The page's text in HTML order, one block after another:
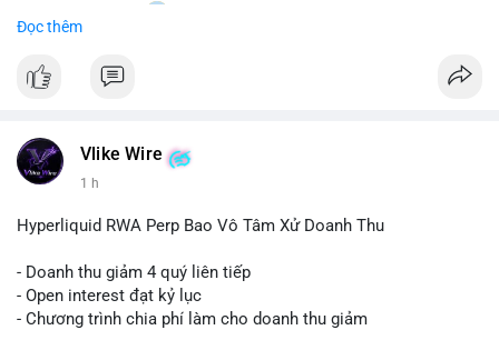
- Thời gian: 15:20
Nhận định phân tích:
Khối lượng 60.5 BTC trị giá gần 4 triệu USD được di chuyển
thanh khoản trước khi đẩy giá. Nếu số BTC này được gửi lên
sàn tập trung, áp lực bán tiềm năng sẽ gia tăng. Ngược lại, nếu
củng cố niềm tin cho xu hướng tăng.
Lời khuyên:
Nhà đầu tư nên theo dõi sát dòng tiền tiếp theo từ địa chỉ này.
Nếu BTC được nạp thêm lên sàn, cần thận trọng với nhịp điều
Đọc thêm
Vlike Wire
1 h
Hyperliquid RWA Perp Bao Vô Tâm Xử Doanh Thu
- Doanh thu giảm 4 quý liên tiếp
- Open interest đạt kỷ lục
- Chương trình chia phí làm cho doanh thu giảm